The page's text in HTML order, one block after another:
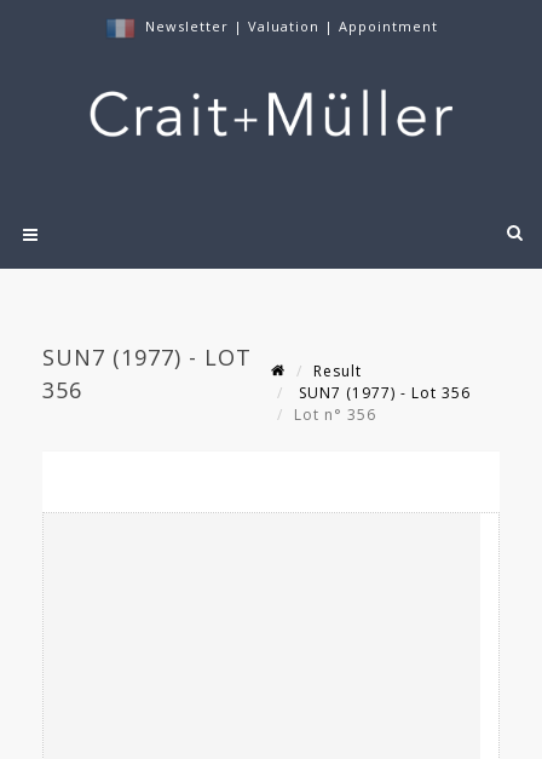
Newsletter | Valuation | Appointment
SUN7 (1977) - LOT
356
Result
SUN7 (1977) - Lot 356
Lot n° 356